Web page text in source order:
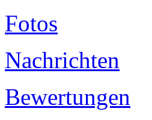
Fotos
Nachrichten
Bewertungen